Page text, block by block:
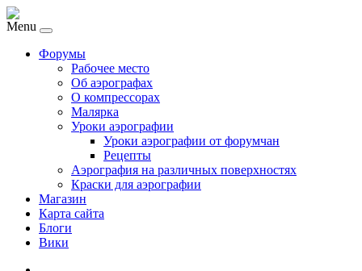
Menu
Форумы
Рабочее место
Об аэрографах
О компрессорах
Малярка
Уроки аэрографии
Уроки аэрографии от форумчан
Рецепты
Аэрография на различных поверхностях
Краски для аэрографии
Магазин
Карта сайта
Блоги
Вики